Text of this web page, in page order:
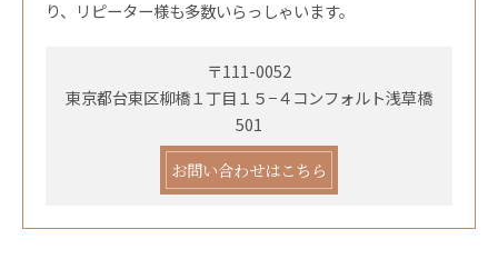
り、リピーター様も多数いらっしゃいます。
〒111-0052
東京都台東区柳橋１丁目１５−４コンフォルト浅草橋
501
お問い合わせはこちら